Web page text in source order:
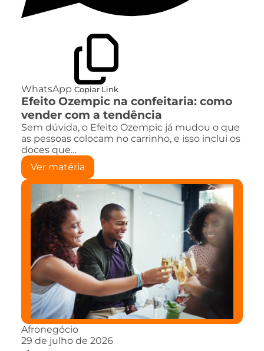
WhatsApp Copiar Link
Efeito Ozempic na confeitaria: como
vender com a tendência
Sem dúvida, o Efeito Ozempic já mudou o que
as pessoas colocam no carrinho, e isso inclui os
doces que…
Ver matéria
Afronegócio
29 de julho de 2026